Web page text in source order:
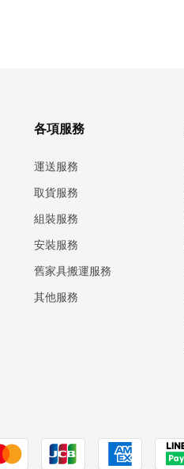
各項服務
運送服務
取貨服務
組裝服務
安裝服務
​舊家具搬運服務
其他服務